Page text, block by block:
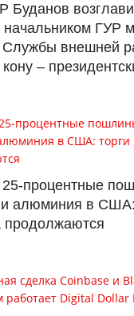
Буданов
начальником ГУР
Службы внешней
–
процентные
и алюминия в США:
продолжаются